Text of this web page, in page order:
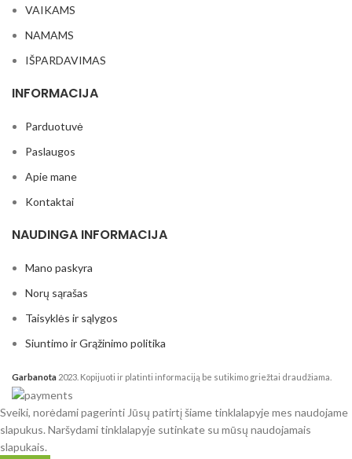
VAIKAMS
NAMAMS
IŠPARDAVIMAS
INFORMACIJA
Parduotuvė
Paslaugos
Apie mane
Kontaktai
NAUDINGA INFORMACIJA
Mano paskyra
Norų sąrašas
Taisyklės ir sąlygos
Siuntimo ir Grąžinimo politika
Garbanota 2023. Kopijuoti ir platinti informaciją be sutikimo griežtai draudžiama.
Sveiki, norėdami pagerinti Jūsų patirtį šiame tinklalapyje mes naudojame
slapukus. Naršydami tinklalapyje sutinkate su mūsų naudojamais
slapukais.